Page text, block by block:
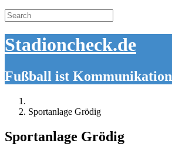
Search
for:
Stadioncheck.de
Fußball ist Kommunikation
Sportanlage Grödig
Sportanlage Grödig